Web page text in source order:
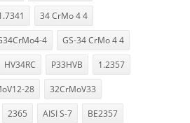
34 CrMo 4 4
4 GS-34 CrMo 4 4
HV34RC P33HVB 1.2357
28 32CrMoV33
2365 AISI S-7 BE2357